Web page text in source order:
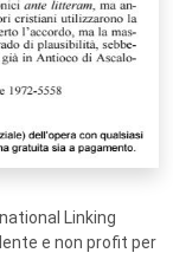
Linking
e non profit per